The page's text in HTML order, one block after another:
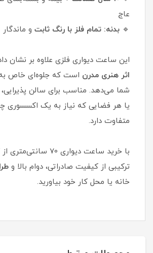
عاج
🔹 بدنه: تمام فلز با رنگ ثابت و ماندگار
این ساعت دیواری فلزی علاوه بر نشان
اثر هنری مدرن است که جلوه‌ای خاص
شما می‌دهد. مناسب برای سالن پذیرایی،
یا هر فضایی که نیاز به یک اکسسوری
متفاوت دارد.
با خرید ساعت دیواری 70 سانتی‌متری از
ترکیبی از کیفیت صادراتی، دوام بالا و
خانه یا محل کار خود بیاورید.